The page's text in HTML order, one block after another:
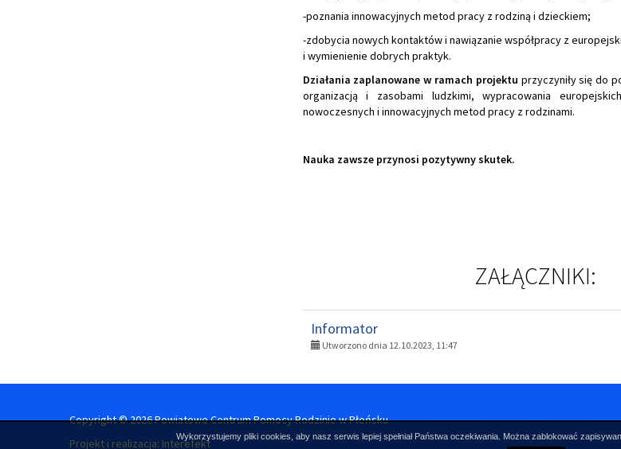
-poznania innowacyjnych metod pracy z rodziną i dzieckiem;
-zdobycia nowych kontaktów i nawiązanie współpracy z
i wymienienie dobrych praktyk.
Działania zaplanowane w ramach projektu przyczyniły się do
organizacją i zasobami ludzkimi, wypracowania
nowoczesnych i innowacyjnych metod pracy z rodzinami.
Nauka zawsze przynosi pozytywny skutek.
ZAŁĄCZNIKI:
Informator
Utworzono dnia 12.10.2023, 11:47
Copyright © 2026 Powiatowe Centrum Pomocy Rodzinie w Płońsku
Projekt i realizacja: Interefekt
Wykorzystujemy pliki cookies, aby nasz serwis lepiej spełniał Państwa oczekiwania. Można zablokować